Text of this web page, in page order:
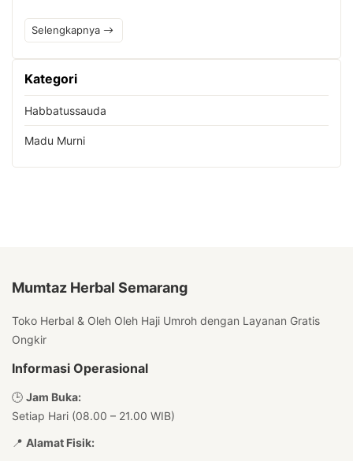
Selengkapnya
Kategori
Habbatussauda
Madu Murni
Mumtaz Herbal Semarang
Toko Herbal & Oleh Oleh Haji Umroh dengan Layanan Gratis
Ongkir
Informasi Operasional
🕒 Jam Buka:
Setiap Hari (08.00 – 21.00 WIB)
📍 Alamat Fisik: